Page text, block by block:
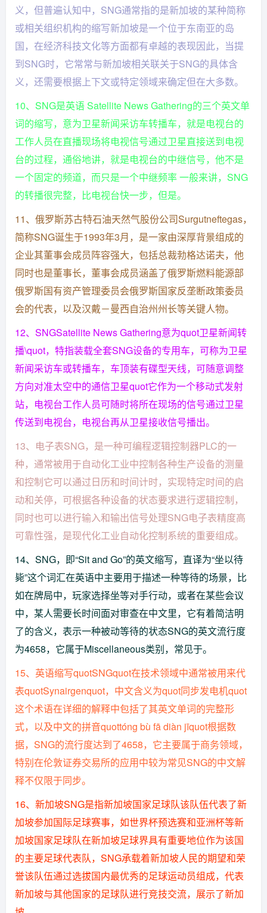
义，但普遍认知中，SNG通常指的是新加坡的某种简称
或相关组织机构的缩写新加坡是一个位于东南亚的岛
国，在经济科技文化等方面都有卓越的表现因此，当提
到SNG时，它常常与新加坡相关联关于SNG的具体含
义，还需要根据上下文或特定领域来确定但在大多数。
10、SNG是英语 Satellite News Gathering的三个英文单
词的缩写，意为卫星新闻采访车转播车，就是电视台的
工作人员在直播现场将电视信号通过卫星直接送到电视
台的过程，通俗地讲，就是电视台的中继信号，他不是
一个固定的频道，而只是一个中继频率 一般来讲，SNG
的转播很完整，比电视台快一步，但是。
11、俄罗斯苏古特石油天然气股份公司Surgutneftegas，
简称SNG诞生于1993年3月，是一家由深厚背景组成的
企业其董事会成员阵容强大，包括总裁勃格达诺夫，他
同时也是董事长，董事会成员涵盖了俄罗斯燃料能源部
俄罗斯国有资产管理委员会俄罗斯国家反垄断政策委员
会的代表，以及汉戴－曼西自治州州长等关键人物。
12、SNGSatellite News Gathering意为quot卫星新闻转
播\quot，特指装载全套SNG设备的专用车，可称为卫星
新闻采访车或转播车，车顶装有碟型天线，可随意调整
方向对准太空中的通信卫星quot它作为一个移动式发射
站，电视台工作人员可随时将所在现场的信号通过卫星
传送到电视台，电视台再从卫星接收信号播出。
13、电子表SNG，是一种可编程逻辑控制器PLC的一
种，通常被用于自动化工业中控制各种生产设备的测量
和控制它可以通过日历和时间计时，实现特定时间的启
动和关停，可根据各种设备的状态要求进行逻辑控制，
同时也可以进行输入和输出信号处理SNG电子表精度高
可靠性强，是现代化工业自动化控制系统的重要组成。
14、SNG，即“Sit and Go”的英文缩写，直译为“坐以待
毙”这个词汇在英语中主要用于描述一种等待的场景，比
如在牌局中，玩家选择坐等对手行动，或者在某些会议
中，某人需要长时间面对审查在中文里，它有着简洁明
了的含义，表示一种被动等待的状态SNG的英文流行度
为4658，它属于Miscellaneous类别，常见于。
15、英语缩写quotSNGquot在技术领域中通常被用来代
表quotSynairgenquot，中文含义为quot同步发电机quot
这个术语在详细的解释中包括了其英文单词的完整形
式，以及中文的拼音quottóng bù fā diàn jīquot根据数
据，SNG的流行度达到了4658，它主要属于商务领域，
特别在伦敦证券交易所的应用中较为常见SNG的中文解
释不仅限于同步。
16、新加坡SNG是指新加坡国家足球队该队伍代表了新
加坡参加国际足球赛事，如世界杯预选赛和亚洲杯等新
加坡国家足球队在新加坡足球界具有重要地位作为该国
的主要足球代表队，SNG承载着新加坡人民的期望和荣
誉该队伍通过选拔国内最优秀的足球运动员组成，代表
新加坡与其他国家的足球队进行竞技交流，展示了新加